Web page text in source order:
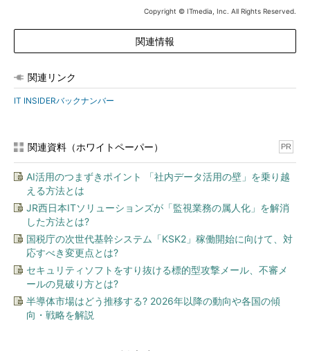
Copyright © ITmedia, Inc. All Rights Reserved.
関連情報
関連リンク
IT INSIDERバックナンバー
関連資料（ホワイトペーパー） PR
AI活用のつまずきポイント 「社内データ活用の壁」を乗り越
える方法とは
JR西日本ITソリューションズが「監視業務の属人化」を解消
した方法とは?
国税庁の次世代基幹システム「KSK2」稼働開始に向けて、対
応すべき変更点とは?
セキュリティソフトをすり抜ける標的型攻撃メール、不審メ
ールの見破り方とは?
半導体市場はどう推移する? 2026年以降の動向や各国の傾
向・戦略を解説